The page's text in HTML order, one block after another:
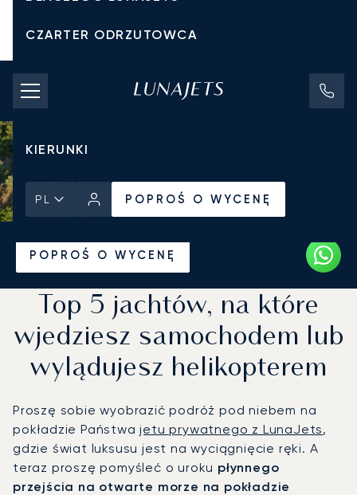
CZARTER ODRZUTOWCA
KOSZTY CZARTERU
PRYWATNE ODRZUTOWCE
KIERUNKI
PL POPROŚ O WYCENĘ
POPROŚ O WYCENĘ
Top 5 jachtów, na które
wjedziesz samochodem lub
wylądujesz helikopterem
Proszę sobie wyobrazić podróż pod niebem na
pokładzie Państwajetu prywatnego z LunaJets,
gdzie świat luksusu jest na wyciągnięcie ręki. A
teraz proszę pomyśleć o uroku płynnego
przejścia na otwarte morze na pokładzie